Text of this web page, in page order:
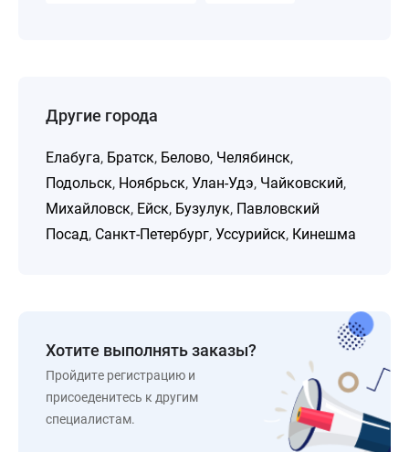
Другие города
Елабуга, Братск, Белово, Челябинск,
Подольск, Ноябрьск, Улан-Удэ, Чайковский,
Михайловск, Ейск, Бузулук, Павловский
Посад, Санкт-Петербург, Уссурийск, Кинешма
Хотите выполнять заказы?
Пройдите регистрацию и
присоеденитесь к другим
специалистам.